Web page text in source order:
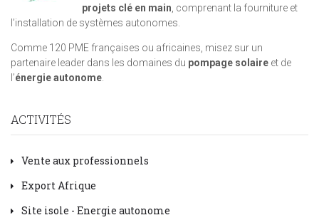
projets clé en main, comprenant la fourniture et
l’installation de systèmes autonomes.
Comme 120 PME françaises ou africaines, misez sur un
partenaire leader dans les domaines du pompage solaire et de
l’énergie autonome.
ACTIVITÉS
Vente aux professionnels
Export Afrique
Site isole - Energie autonome